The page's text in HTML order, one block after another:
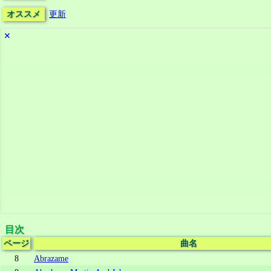
オススメ 更新
✕
目次
ページ
曲名
8
Abrazame